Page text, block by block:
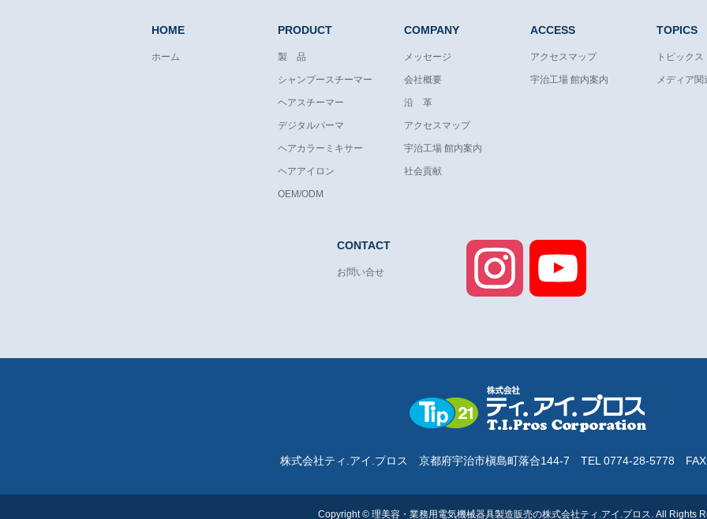
HOME
ホーム
PRODUCT
製 品
シャンプースチーマー
ヘアスチーマー
デジタルパーマ
ヘアカラーミキサー
ヘアアイロン
OEM/ODM
COMPANY
メッセージ
会社概要
沿 革
アクセスマップ
宇治工場 館内案内
社会貢献
ACCESS
アクセスマップ
宇治工場 館内案内
TOPICS
トピックス
メディア関
CONTACT
お問い合せ Instagram
株式会社ティ.アイ.プロス 京都府宇治市槇島町落合144-7 TEL 0774-28-5778
Copyright© 理美容・業務用電気機械器具製造販売の株式会社ティ.アイ.プロス . All Rights